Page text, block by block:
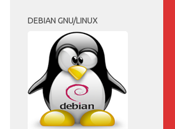
DEBIAN GNU/LINUX